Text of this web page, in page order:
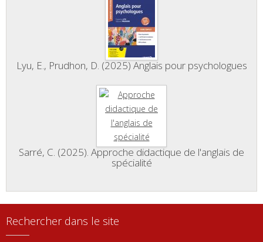
Lyu, E., Prudhon, D. (2025) Anglais pour psychologues
Sarré, C. (2025). Approche didactique de l'anglais de
spécialité
Rechercher dans le site